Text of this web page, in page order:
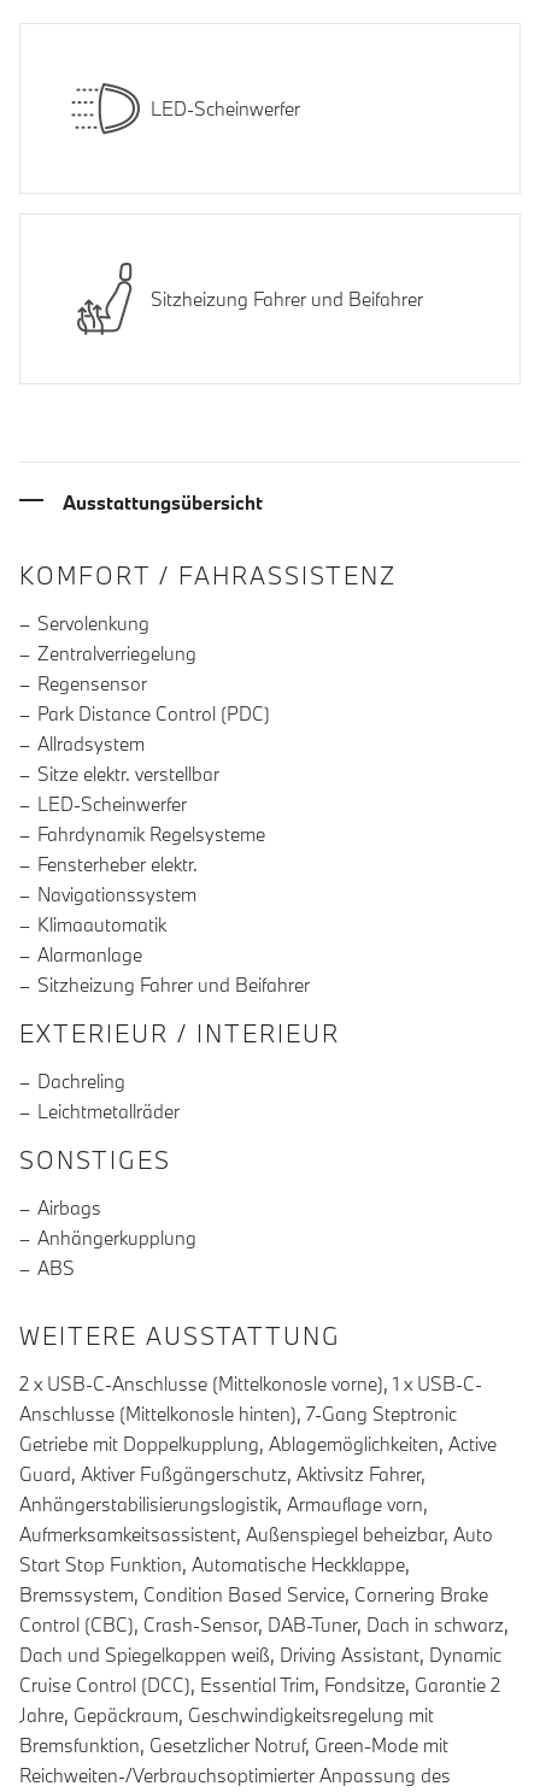
LED-Scheinwerfer
Sitzheizung Fahrer und Beifahrer
Ausstattungsübersicht
INFORMATIONEN ÜBER DIE
KOMFORT / FAHRASSISTENZ
Servolenkung
Zentralverriegelung
Regensensor
Park Distance Control (PDC)
Allradsystem
Sitze elektr. verstellbar
LED-Scheinwerfer
Fahrdynamik Regelsysteme
Fensterheber elektr.
Navigationssystem
Klimaautomatik
Alarmanlage
Sitzheizung Fahrer und Beifahrer
EXTERIEUR / INTERIEUR
Dachreling
Leichtmetallräder
SONSTIGES
Airbags
Anhängerkupplung
ABS
WEITERE AUSSTATTUNG
2 x USB-C-Anschlusse (Mittelkonosle vorne), 1 x USB-C-
Anschlusse (Mittelkonosle hinten), 7-Gang Steptronic
Getriebe mit Doppelkupplung, Ablagemöglichkeiten, Active
Guard, Aktiver Fußgängerschutz, Aktivsitz Fahrer,
Anhängerstabilisierungslogistik, Armauflage vorn,
Aufmerksamkeitsassistent, Außenspiegel beheizbar, Auto
Start Stop Funktion, Automatische Heckklappe,
Bremssystem, Condition Based Service, Cornering Brake
Control (CBC), Crash-Sensor, DAB-Tuner, Dach in schwarz,
Dach und Spiegelkappen weiß, Driving Assistant, Dynamic
Cruise Control (DCC), Essential Trim, Fondsitze, Garantie 2
Jahre, Gepäckraum, Geschwindigkeitsregelung mit
Bremsfunktion, Gesetzlicher Notruf, Green-Mode mit
Reichweiten-/Verbrauchsoptimierter Anpassung des